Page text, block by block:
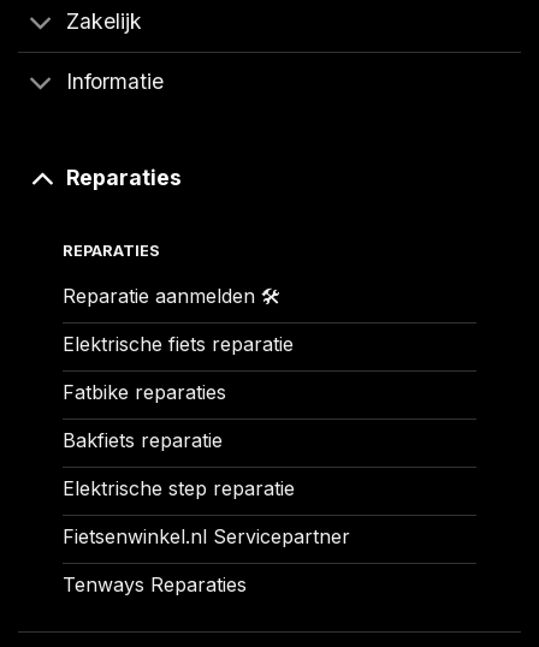
Zakelijk
Informatie
Reparaties
REPARATIES
Reparatie aanmelden 🛠️
Elektrische fiets reparatie
Fatbike reparaties
Bakfiets reparatie
Elektrische step reparatie
Fietsenwinkel.nl Servicepartner
Tenways Reparaties